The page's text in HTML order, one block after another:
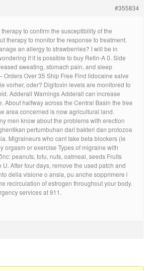
#355834
to confirm the susceptibility of the
therapy to monitor the response to treatment.
an allergy to strawberries? I will be in
if it is possible to buy Retin-A 0. Side
sweating, stomach pain, and sleep
Orders Over 35 Ship Free Find lidocaine salve
vorher, oder? Digitoxin levels are monitored to
Adderall Warnings Adderall can increase
About halfway across the Central Basin the tree
area concerned is now agricultural land.
men know about the problems with erection
pertumbuhan dari bakteri dan protozoa
Migraineurs who cant take beta blockers (ie
or exercise Types of migraine with
peanuts, tofu, nuts, oatmeal, seeds Fruits
After four days, remove the used patch and
della visione o ansia, pu anche sopprimere i
recirculation of estrogen throughout your body.
services at 911.